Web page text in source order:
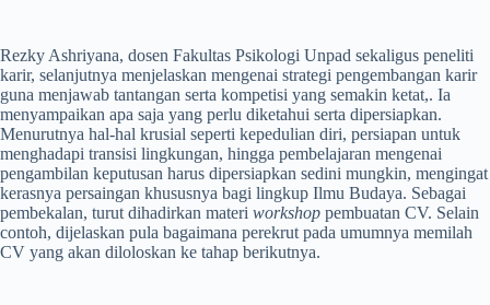
Rezky Ashriyana, dosen Fakultas Psikologi Unpad sekaligus peneliti
karir, selanjutnya menjelaskan mengenai strategi pengembangan karir
guna menjawab tantangan serta kompetisi yang semakin ketat,. Ia
menyampaikan apa saja yang perlu diketahui serta dipersiapkan.
Menurutnya hal-hal krusial seperti kepedulian diri, persiapan untuk
menghadapi transisi lingkungan, hingga pembelajaran mengenai
pengambilan keputusan harus dipersiapkan sedini mungkin, mengingat
kerasnya persaingan khususnya bagi lingkup Ilmu Budaya. Sebagai
pembekalan, turut dihadirkan materi workshop pembuatan CV. Selain
contoh, dijelaskan pula bagaimana perekrut pada umumnya memilah
CV yang akan diloloskan ke tahap berikutnya.